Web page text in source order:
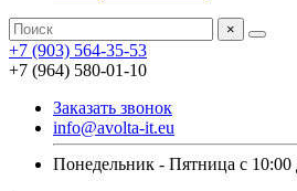
×
+7 (903) 564-35-53
+7 (964) 580-01-10
Заказать звонок
info@avolta-it.eu
Понедельник - Пятница с 10:00